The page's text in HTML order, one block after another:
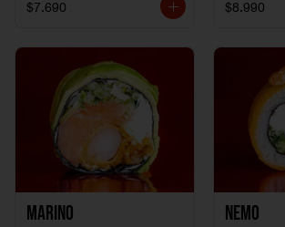
$7.690 $8.990
Marino Nemo